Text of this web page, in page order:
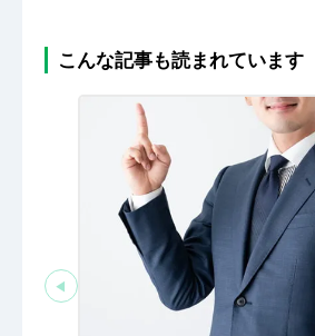
こんな記事も読まれています
◀